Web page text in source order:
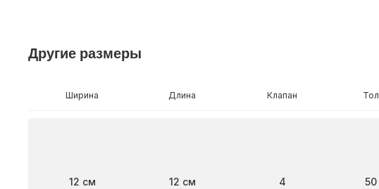
Другие размеры
Ширина Длина Клапан
12 см 12 см 4 Толщина